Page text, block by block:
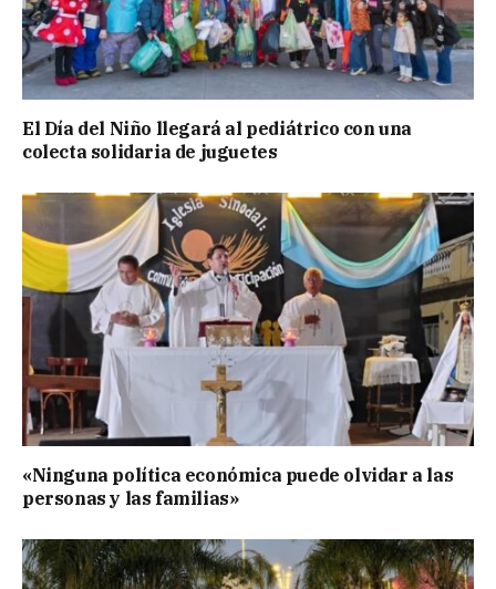
El Día del Niño llegará al pediátrico con una
colecta solidaria de juguetes
«Ninguna política económica puede olvidar a las
personas y las familias»